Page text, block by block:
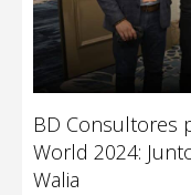
BD Consultores
World 2024:
Walia